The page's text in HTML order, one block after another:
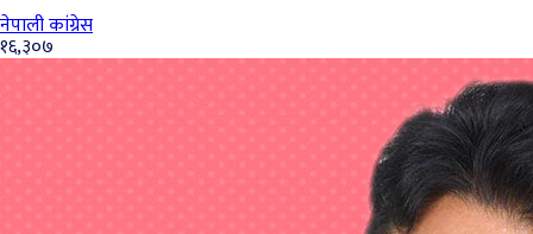
नेपाली कांग्रेस
१६,३०७